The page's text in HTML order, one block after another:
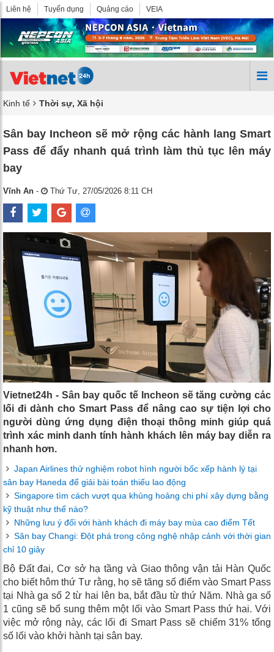
Liên hệ Tuyển dụng Quảng cáo VEIA
Kinh tế Thời sự, Xã hội
Sân bay Incheon sẽ mở rộng các hành lang Smart
Pass để đẩy nhanh quá trình làm thủ tục lên máy
bay
Vĩnh An - Thứ Tư, 27/05/2026 8:11 CH
Vietnet24h - Sân bay quốc tế Incheon sẽ tăng cường các
lối đi dành cho Smart Pass để nâng cao sự tiện lợi cho
người dùng ứng dụng điện thoại thông minh giúp quá
trình xác minh danh tính hành khách lên máy bay diễn ra
nhanh hơn.
Japan Airlines thử nghiệm robot hình người bốc xếp hành lý tại
sân bay Haneda để giải bài toán thiếu lao động
Singapore tìm cách vượt qua khủng hoảng chi phí xây dựng bằng
kỹ thuật như thế nào?
Những lưu ý đối với hành khách đi máy bay mùa cao điểm Tết
Sân bay Changi: Đột phá trong công nghệ nhập cảnh với thời gian
chỉ 10 giây
Bộ Đất đai, Cơ sở hạ tầng và Giao thông vận tải Hàn Quốc
cho biết hôm thứ Tư rằng, họ sẽ tăng số điểm vào Smart Pass
tại Nhà ga số 2 từ hai lên ba, bắt đầu từ thứ Năm. Nhà ga số
1 cũng sẽ bổ sung thêm một lối vào Smart Pass thứ hai. Với
việc mở rộng này, các lối đi Smart Pass sẽ chiếm 31% tổng
số lối vào khởi hành tại sân bay.